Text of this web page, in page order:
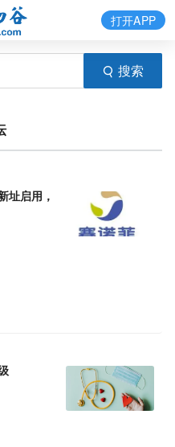
搜索
打开APP
启用，深耕 市场，赋能本